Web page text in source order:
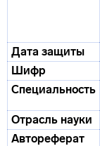
Дата защиты
Шифр
Специальность
Отрасль науки
Автореферат